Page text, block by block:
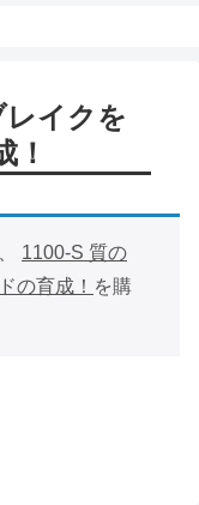
レイクを
！
1100-S 質の
の育成！ を購